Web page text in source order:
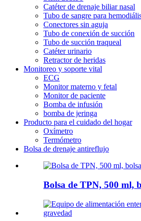
Catéter de drenaje biliar nasal
Tubo de sangre para
Conectores sin aguja
Tubo de conexión de succión
Tubo de succión traqueal
Catéter urinario
Retractor de heridas
Monitoreo y soporte vital
ECG
Monitor materno y fetal
Monitor de paciente
Bomba de infusión
bomba de jeringa
Producto para el cuidado del hogar
Oxímetro
Termómetro
Bolsa de drenaje antireflujo
Bolsa de TPN, 500 ml,